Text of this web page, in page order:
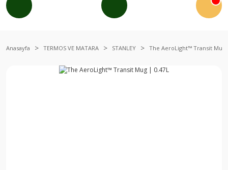
Anasayfa TERMOS VE MATARA STANLEY The AeroLight™ Transit Mug